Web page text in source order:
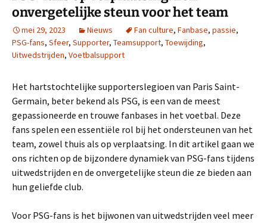
onvergetelijke steun voor het team
mei 29, 2023 Nieuws Fan culture, Fanbase, passie,
PSG-fans, Sfeer, Supporter, Teamsupport, Toewijding,
Uitwedstrijden, Voetbalsupport
Het hartstochtelijke supporterslegioen van Paris Saint-
Germain, beter bekend als PSG, is een van de meest
gepassioneerde en trouwe fanbases in het voetbal. Deze
fans spelen een essentiële rol bij het ondersteunen van het
team, zowel thuis als op verplaatsing. In dit artikel gaan we
ons richten op de bijzondere dynamiek van PSG-fans tijdens
uitwedstrijden en de onvergetelijke steun die ze bieden aan
hun geliefde club.
Voor PSG-fans is het bijwonen van uitwedstrijden veel meer